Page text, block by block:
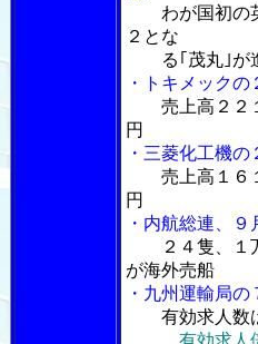
わが国初の
２とな
る｢茂丸｣が
・トキメック
売上高２２
円
・三菱化工機
売上高１６
円
・内航総連、
２４隻、１万
が海外売船
・九州運輸局
有効求人数
有効求人